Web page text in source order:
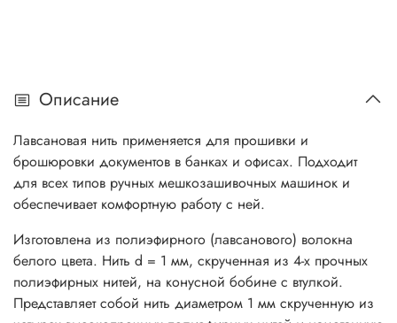
Описание
Лавсановая нить применяется для прошивки и
брошюровки документов в банках и офисах. Подходит
для всех типов ручных мешкозашивочных машинок и
обеспечивает комфортную работу с ней.
Изготовлена из полиэфирного (лавсанового) волокна
белого цвета. Нить d = 1 мм, скрученная из 4-х прочных
полиэфирных нитей, на конусной бобине с втулкой.
Представляет собой нить диаметром 1 мм скрученную из